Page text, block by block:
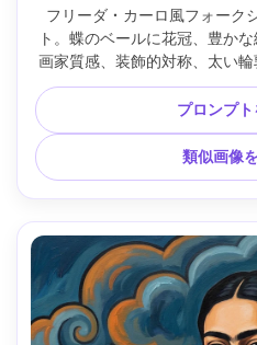
フリーダ・カーロ風フォーク
ト。蝶のベールに花冠、豊か
画家質感、装飾的対称、太い
な半身構図、傑作品質、柔ら
4:5
プロンプ
類似画像